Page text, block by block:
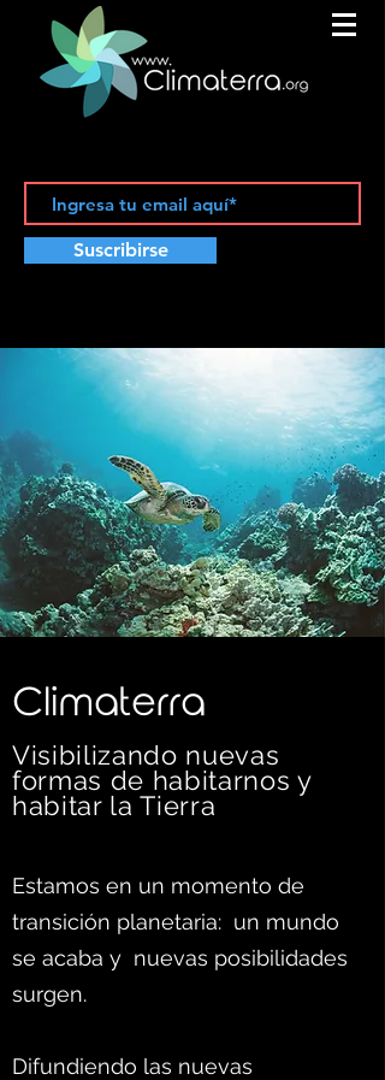
Suscribirse
C limaterra
Visibilizando nuevas
formas de habitarnos y
habitar la Tierra
Estamos en un momento de
transición planetaria: un mundo
se acaba y nuevas posibilidades
surgen.
Difundiendo las nuevas